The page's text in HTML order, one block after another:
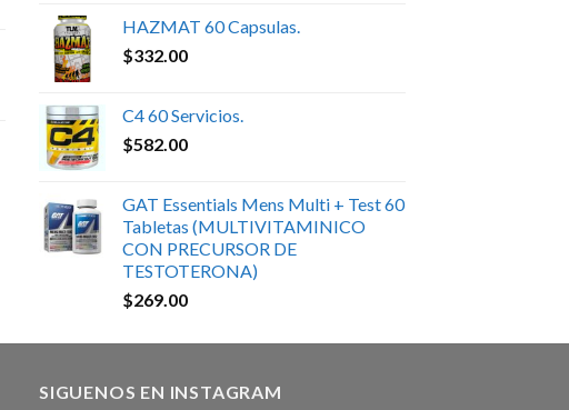
HAZMAT 60 Capsulas.
$332.00
C4 60 Servicios.
$582.00
GAT Essentials Mens Multi + Test 60
Tabletas (MULTIVITAMINICO
CON PRECURSOR DE
TESTOTERONA)
$269.00
SIGUENOS EN INSTAGRAM